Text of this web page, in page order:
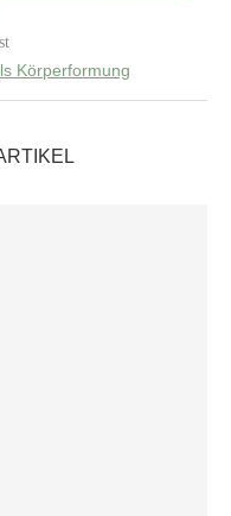
Körperformung